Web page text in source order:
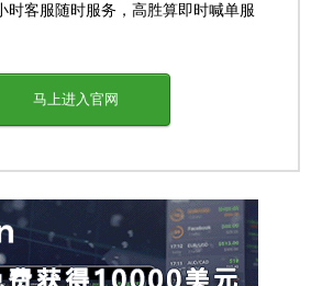
时客服随时服务，高胜算即时喊单服
马上进入官网